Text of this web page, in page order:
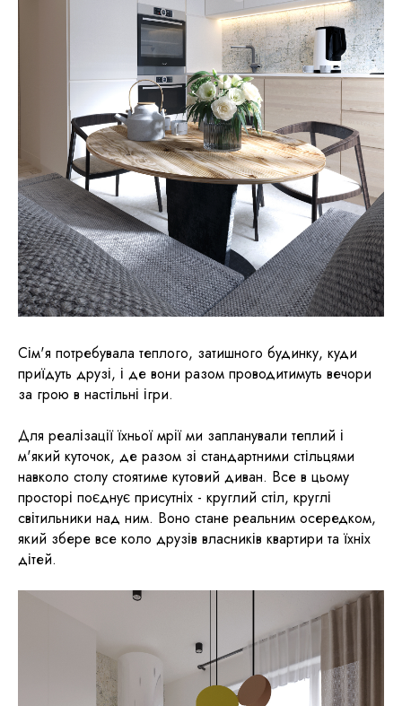
Сім'я потребувала теплого, затишного будинку, куди
приїдуть друзі, і де вони разом проводитимуть вечори
за грою в настільні ігри.
Для реалізації їхньої мрії ми запланували теплий і
м'який куточок, де разом зі стандартними стільцями
навколо столу стоятиме кутовий диван. Все в цьому
просторі поєднує присутніх - круглий стіл, круглі
світильники над ним. Воно стане реальним осередком,
який збере все коло друзів власників квартири та їхніх
дітей.